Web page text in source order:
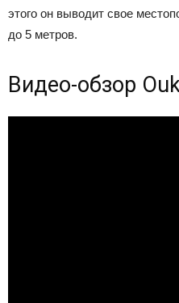
этого он выводит свое
до 5 метров.
Видео-обзор